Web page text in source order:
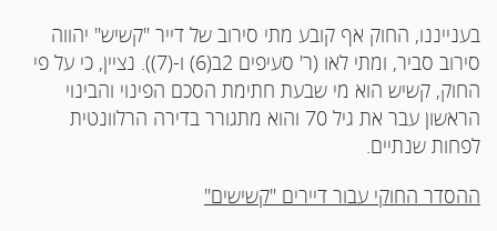
בענייננו, החוק אף קובע מתי סירוב של דייר "קשיש" יהווה
סירוב סביר, ומתי לאו (ר' סעיפים 2ב(6) ו-(7)). נציין, כי על פי
החוק, קשיש הוא מי שבעת חתימת הסכם הפינוי והבינוי
הראשון עבר את גיל 70 והוא מתגורר בדירה הרלוונטית
לפחות שנתיים.
ההסדר החוקי עבור דיירים "קשישים"